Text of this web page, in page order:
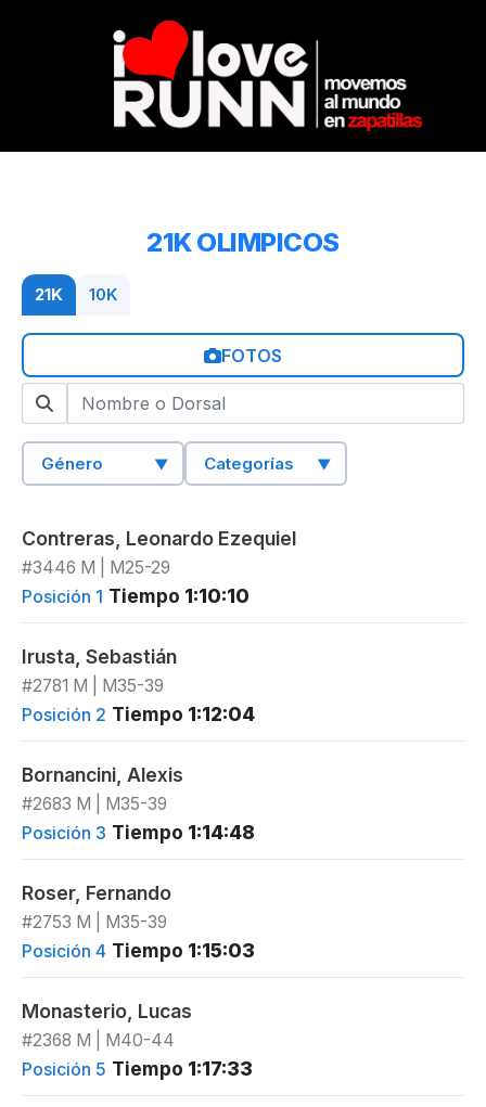
21K OLIMPICOS
21K 10K
FOTOS
Género Categorías
Contreras, Leonardo Ezequiel
#3446 M | M25-29
Posición 1 Tiempo 1:10:10
Irusta, Sebastián
#2781 M | M35-39
Posición 2 Tiempo 1:12:04
Bornancini, Alexis
#2683 M | M35-39
Posición 3 Tiempo 1:14:48
Roser, Fernando
#2753 M | M35-39
Posición 4 Tiempo 1:15:03
Monasterio, Lucas
#2368 M | M40-44
Posición 5 Tiempo 1:17:33